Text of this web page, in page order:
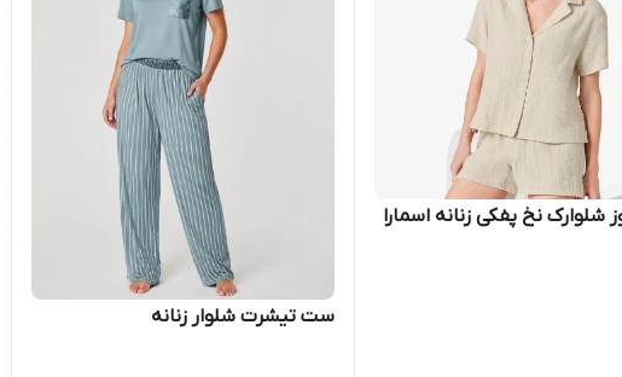
شلوارک نخ پفکی زنانه اسمارا
ست تیشرت شلوار زنانه